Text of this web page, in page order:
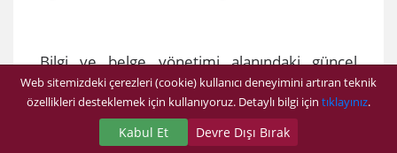
Bilgi ve belge yönetimi alanındaki güncel
gelişmelerin ele alındığı program kapsamında;
Türk Arşivciler Derneği Başkanı Dr. Meliha
Nur Çerçinli tarafından “Sivil Toplumun Arşiv
Web sitemizdeki çerezleri (cookie) kullanıcı deneyimini artıran teknik
özellikleri desteklemek için kullanıyoruz. Detaylı bilgi için tıklayınız.
Kabul Et Devre Dışı Bırak